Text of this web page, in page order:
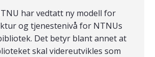
har vedtatt ny modell for
og tjenestenivå for NTNUs
Det betyr blant annet at
skal videreutvikles som